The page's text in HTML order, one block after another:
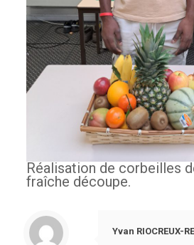
Réalisation de corbeilles
fraîche découpe.
Yvan RIOCREUX-